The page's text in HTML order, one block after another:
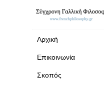
Αρχική
Επικοινωνία
Σκοπός